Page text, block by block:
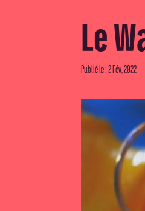
Le
Publié le : 2 Fév, 2022